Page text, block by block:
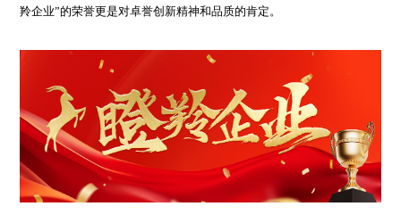
羚企业”的荣誉更是对卓誉创新精神和品质的肯定。